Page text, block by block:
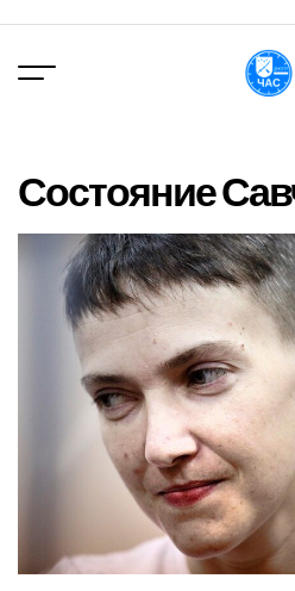
вмісту
Состояние